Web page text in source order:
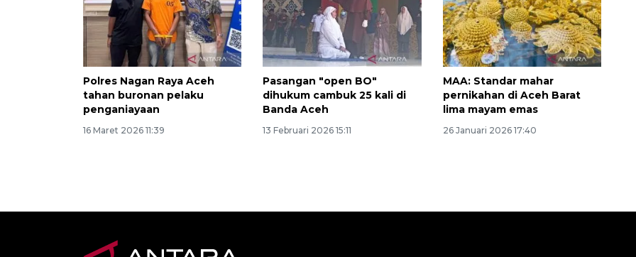
Polres Nagan Raya Aceh
tahan buronan pelaku
penganiayaan
16 Maret 2026 11:39
Pasangan "open BO"
dihukum cambuk 25 kali di
Banda Aceh
13 Februari 2026 15:11
MAA: Standar mahar
pernikahan di Aceh Barat
lima mayam emas
26 Januari 2026 17:40